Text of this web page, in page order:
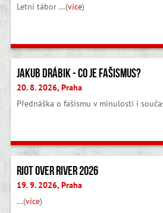
Letní tábor …(více)
Jakub Drábik - Co je fašismus?
20. 8. 2026, Praha
Přednáška o fašismu v minulosti i
Riot Over River 2026
19. 9. 2026, Praha
…(více)